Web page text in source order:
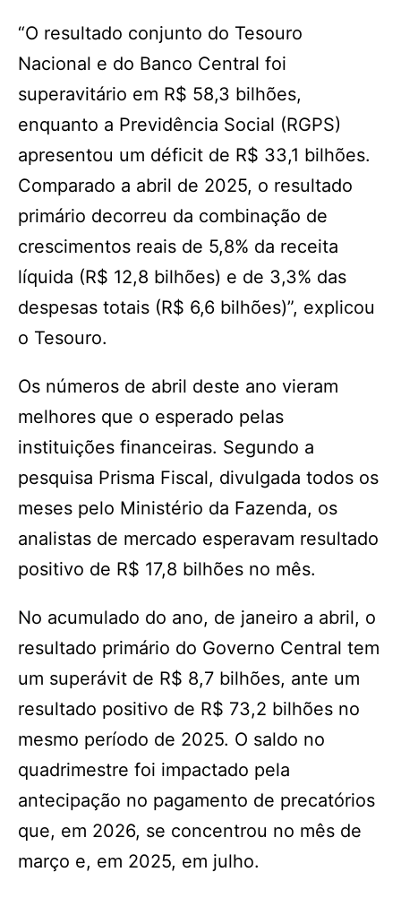
“O resultado conjunto do Tesouro
Nacional e do Banco Central foi
superavitário em R$ 58,3 bilhões,
enquanto a Previdência Social (RGPS)
apresentou um déficit de R$ 33,1 bilhões.
Comparado a abril de 2025, o resultado
primário decorreu da combinação de
crescimentos reais de 5,8% da receita
líquida (R$ 12,8 bilhões) e de 3,3% das
despesas totais (R$ 6,6 bilhões)”, explicou
o Tesouro.
Os números de abril deste ano vieram
melhores que o esperado pelas
instituições financeiras. Segundo a
pesquisa Prisma Fiscal, divulgada todos os
meses pelo Ministério da Fazenda, os
analistas de mercado esperavam resultado
positivo de R$ 17,8 bilhões no mês.
No acumulado do ano, de janeiro a abril, o
resultado primário do Governo Central tem
um superávit de R$ 8,7 bilhões, ante um
resultado positivo de R$ 73,2 bilhões no
mesmo período de 2025. O saldo no
quadrimestre foi impactado pela
antecipação no pagamento de precatórios
que, em 2026, se concentrou no mês de
março e, em 2025, em julho.